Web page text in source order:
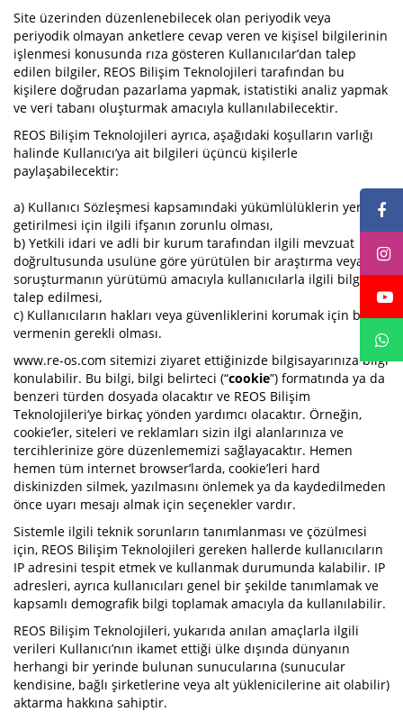
Site üzerinden düzenlenebilecek olan periyodik veya
periyodik olmayan anketlere cevap veren ve kişisel bilgilerinin
işlenmesi konusunda rıza gösteren Kullanıcılar’dan talep
edilen bilgiler, REOS Bilişim Teknolojileri tarafından bu
kişilere doğrudan pazarlama yapmak, istatistiki analiz yapmak
ve veri tabanı oluşturmak amacıyla kullanılabilecektir.
REOS Bilişim Teknolojileri ayrıca, aşağıdaki koşulların varlığı
halinde Kullanıcı’ya ait bilgileri üçüncü kişilerle
paylaşabilecektir:
a) Kullanıcı Sözleşmesi kapsamındaki yükümlülüklerin yerine
getirilmesi için ilgili ifşanın zorunlu olması,
b) Yetkili idari ve adli bir kurum tarafından ilgili mevzuat
doğrultusunda usulüne göre yürütülen bir araştırma veya
soruşturmanın yürütümü amacıyla kullanıcılarla ilgili bilgi
talep edilmesi,
c) Kullanıcıların hakları veya güvenliklerini korumak için bilgi
vermenin gerekli olması.
www.re-os.com sitemizi ziyaret ettiğinizde bilgisayarınıza bilgi
konulabilir. Bu bilgi, bilgi belirteci (“cookie”) formatında ya da
benzeri türden dosyada olacaktır ve REOS Bilişim
Teknolojileri’ye birkaç yönden yardımcı olacaktır. Örneğin,
cookie’ler, siteleri ve reklamları sizin ilgi alanlarınıza ve
tercihlerinize göre düzenlememizi sağlayacaktır. Hemen
hemen tüm internet browser’larda, cookie’leri hard
diskinizden silmek, yazılmasını önlemek ya da kaydedilmeden
önce uyarı mesajı almak için seçenekler vardır.
Sistemle ilgili teknik sorunların tanımlanması ve çözülmesi
için, REOS Bilişim Teknolojileri gereken hallerde kullanıcıların
IP adresini tespit etmek ve kullanmak durumunda kalabilir. IP
adresleri, ayrıca kullanıcıları genel bir şekilde tanımlamak ve
kapsamlı demografik bilgi toplamak amacıyla da kullanılabilir.
REOS Bilişim Teknolojileri, yukarıda anılan amaçlarla ilgili
verileri Kullanıcı’nın ikamet ettiği ülke dışında dünyanın
herhangi bir yerinde bulunan sunucularına (sunucular
kendisine, bağlı şirketlerine veya alt yüklenicilerine ait olabilir)
aktarma hakkına sahiptir.